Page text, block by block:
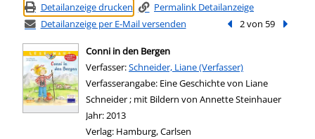
Detailanzeige drucken
Permalink Detailanzeige
Detailanzeige per E-Mail versenden
Vorheriger Treffer
2 von 59
Conni in den Bergen
Verfasser:Suche nach diesem Verfasser
Schneider, Liane (Verfasser)
Verfasserangabe: Eine Geschichte von Liane
Schneider ; mit Bildern von Annette Steinhauer
Jahr:2013
Verlag: Hamburg, Carlsen